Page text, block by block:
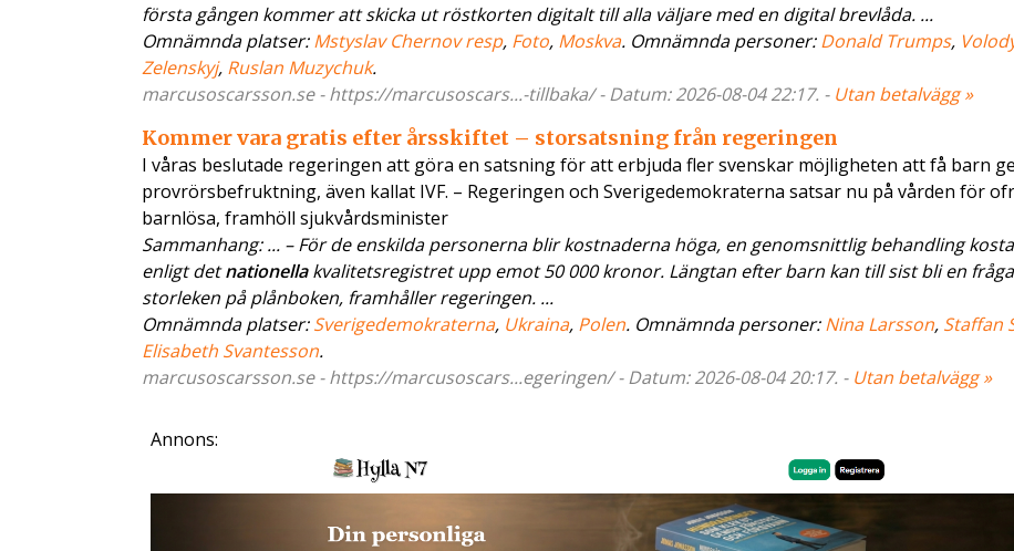
första gången kommer att skicka ut röstkorten digitalt till alla väljare med en digital brevlåda. ...
Omnämnda platser:Mstyslav Chernov resp, Foto, Moskva. Omnämnda personer:Donald Trumps,
Zelenskyj, Ruslan Muzychuk.
marcusoscarsson.se - https://marcusoscars...-tillbaka/ - Datum: 2026-08-04 22:17. - Utan betalvägg »
Kommer vara gratis efter årsskiftet – storsatsning från regeringen
I våras beslutade regeringen att göra en satsning för att erbjuda fler svenskar möjligheten att få barn
provrörsbefruktning, även kallat IVF. – Regeringen och Sverigedemokraterna satsar nu på vården för
barnlösa, framhöll sjukvårdsminister
Sammanhang: ... – För de enskilda personerna blir kostnaderna höga, en genomsnittlig behandling
enligt detnationellakvalitetsregistret upp emot 50 000 kronor. Längtan efter barn kan till sist bli en
storleken på plånboken, framhåller regeringen. ...
Omnämnda platser:Sverigedemokraterna, Ukraina, Polen. Omnämnda personer:Nina Larsson, Staffan
Elisabeth Svantesson.
marcusoscarsson.se - https://marcusoscars...egeringen/ - Datum: 2026-08-04 20:17. - Utan betalvägg »
Annons: